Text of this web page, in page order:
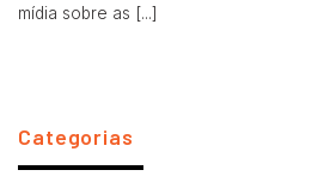
mídia sobre as [...]
Categorias